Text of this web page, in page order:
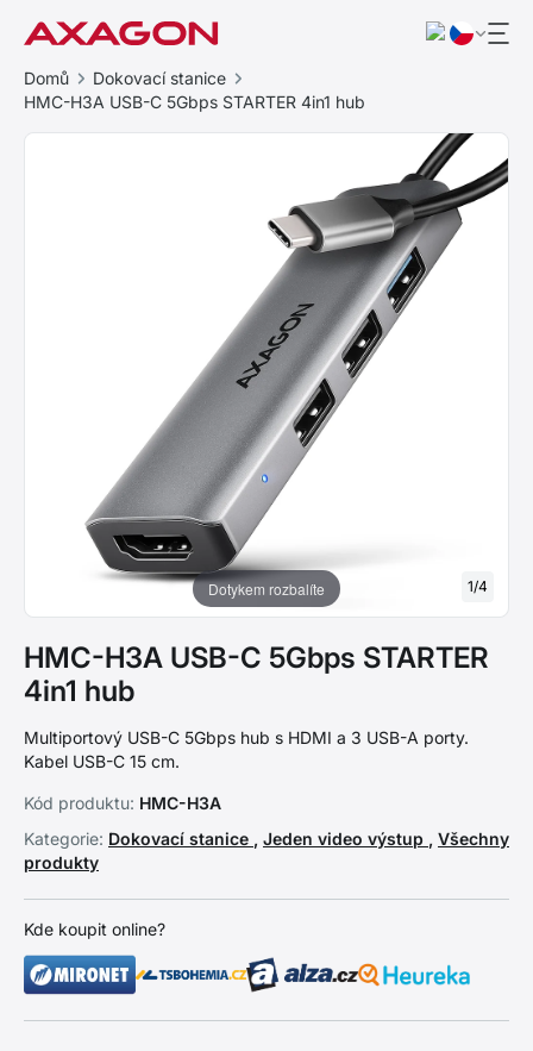
Domů
Dokovací stanice
HMC-H3A USB-C 5Gbps STARTER 4in1 hub
Dotykem rozbalíte 1/4
HMC-H3A USB-C 5Gbps STARTER
4in1 hub
Multiportový USB-C 5Gbps hub s HDMI a 3 USB-A porty.
Kabel USB-C 15 cm.
Kód produktu: HMC-H3A
Kategorie: Dokovací stanice , Jeden video výstup , Všechny
produkty
Kde koupit online?